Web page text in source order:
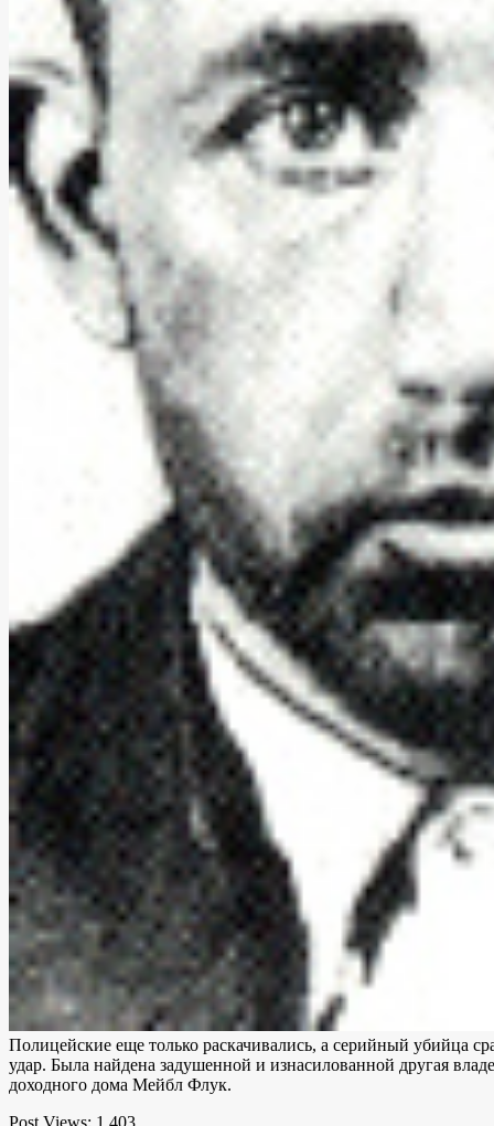
Полицейские еще только раскачивались, а серийный убийца
удар. Была найдена задушенной и изнасилованной другая
доходного дома Мейбл Флук.
Post Views: 1 403